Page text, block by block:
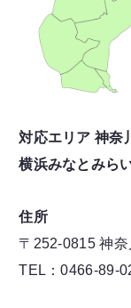
対応エリア 神奈
横浜みなとみら
住所
〒252-0815 神
TEL：0466-89-